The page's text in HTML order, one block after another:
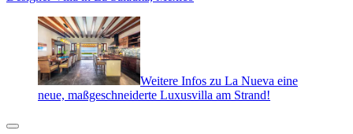
Weitere Infos zu La Nueva eine
neue, maßgeschneiderte Luxusvilla am Strand!